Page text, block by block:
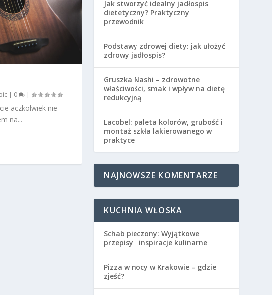
| 0 |
aczkolwiek nie
na...
Jak stworzyć idealny jadłospis
dietetyczny? Praktyczny
przewodnik
Podstawy zdrowej diety: jak ułożyć
zdrowy jadłospis?
Gruszka Nashi – zdrowotne
właściwości, smak i wpływ na dietę
redukcyjną
Lacobel: paleta kolorów, grubość i
montaż szkła lakierowanego w
praktyce
NAJNOWSZE KOMENTARZE
KUCHNIA WŁOSKA
Schab pieczony: Wyjątkowe
przepisy i inspiracje kulinarne
Pizza w nocy w Krakowie – gdzie
zjeść?